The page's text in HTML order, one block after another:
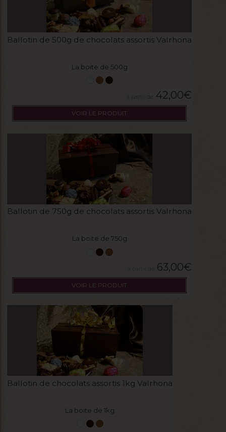
Ballotin de 500g de chocolats assortis Valrhona
La boite de 500g
42,00€
VOIR LE PRODUIT
Ballotin de 750g de chocolats assortis Valrhona
La boite de 750g
63,00€
VOIR LE PRODUIT
Ballotin de chocolats assortis 1kg Valrhona
La boite de 1kg